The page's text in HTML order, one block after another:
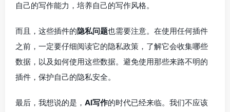
自己的写作能力，培养自己的写作风格。
而且，这些插件的隐私问题也需要注意。在使用任何插件
之前，一定要仔细阅读它的隐私政策，了解它会收集哪些
数据，以及如何使用这些数据。避免使用那些来路不明的
插件，保护自己的隐私安全。
最后，我想说的是， AI写作的时代已经来临。我们不应该